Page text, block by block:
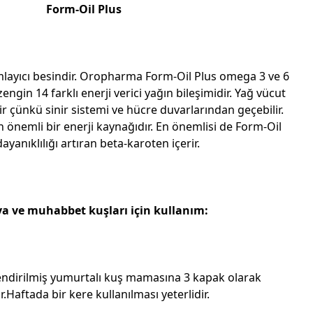
Form-Oil Plus
besindir. Oropharma Form-Oil Plus omega 3 ve 6
14 farklı enerji verici yağın bileşimidir. Yağ vücut
çünkü sinir sistemi ve hücre duvarlarından geçebilir.
önemli bir enerji kaynağıdır. En önemlisi de Form-Oil
artıran beta-karoten içerir.
ve muhabbet kuşları için kullanım:
yumurtalı kuş mamasına 3 kapak olarak
bir kere kullanılması yeterlidir.